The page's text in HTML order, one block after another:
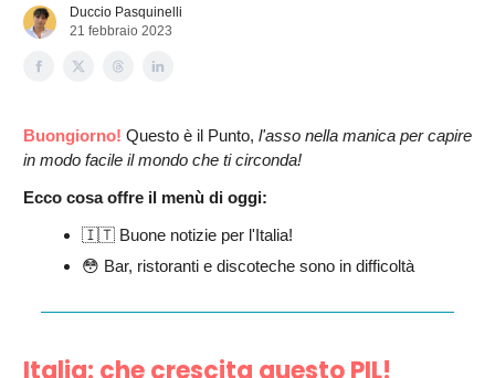
Duccio Pasquinelli
21 febbraio 2023
Buongiorno! Questo è il Punto, l'asso nella manica per capire
in modo facile il mondo che ti circonda!
Ecco cosa offre il menù di oggi:
🇮🇹 Buone notizie per l'Italia!
😳 Bar, ristoranti e discoteche sono in difficoltà
Italia: che crescita questo PIL!